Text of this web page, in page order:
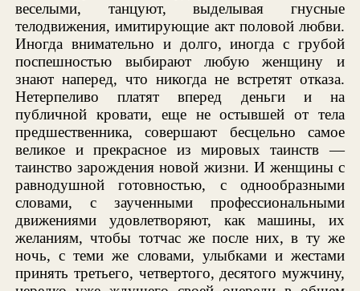
веселыми, танцуют, выделывая гнусные
телодвижения, имитирующие акт половой любви.
Иногда внимательно и долго, иногда с грубой
поспешностью выбирают любую женщину и
знают наперед, что никогда не встретят отказа.
Нетерпеливо платят вперед деньги и на
публичной кровати, еще не остывшей от тела
предшественника, совершают бесцельно самое
великое и прекрасное из мировых таинств —
таинство зарождения новой жизни. И женщины с
равнодушной готовностью, с однообразными
словами, с заученными профессиональными
движениями удовлетворяют, как машины, их
желаниям, чтобы тотчас же после них, в ту же
ночь, с теми же словами, улыбками и жестами
принять третьего, четвертого, десятого мужчину,